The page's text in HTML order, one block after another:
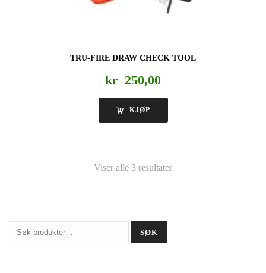
TRU-FIRE DRAW CHECK TOOL
kr 250,00
KJØP
Viser alle 3 resultater
Søk
etter:
SØK